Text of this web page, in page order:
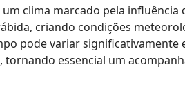
clima marcado pela influência
criando condições
pode variar significativamente
tornando essencial um